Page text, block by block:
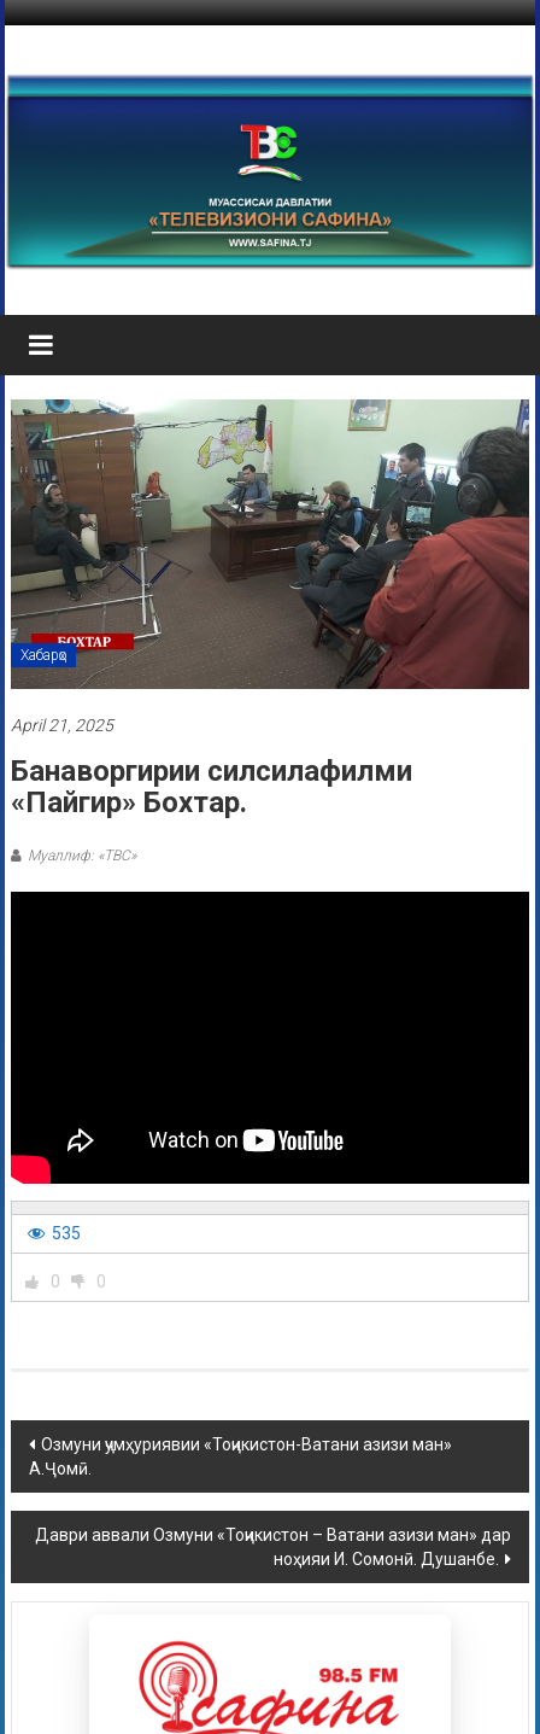
Хабарҳо
April 21, 2025
Банаворгирии силсилафилми
«Пайгир» Бохтар.
Муаллиф: «ТВС»
535
0 0
Озмуни ҷумҳуриявии «Тоҷикистон-Ватани азизи ман»
А.Ҷомӣ.
Даври аввали Озмуни «Тоҷикистон – Ватани азизи ман» дар
ноҳияи И. Сомонӣ. Душанбе.